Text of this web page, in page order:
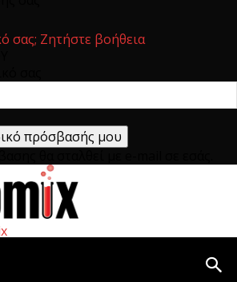
σας; Ζητήστε βοήθεια